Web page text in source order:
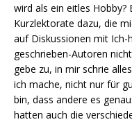
wird als ein eitles Hobby?
Kurzlektorate dazu, die
auf Diskussionen mit
geschrieben-Autoren
gebe zu, in mir schrie
ich mache, nicht nur für
bin, dass andere es
hatten auch die